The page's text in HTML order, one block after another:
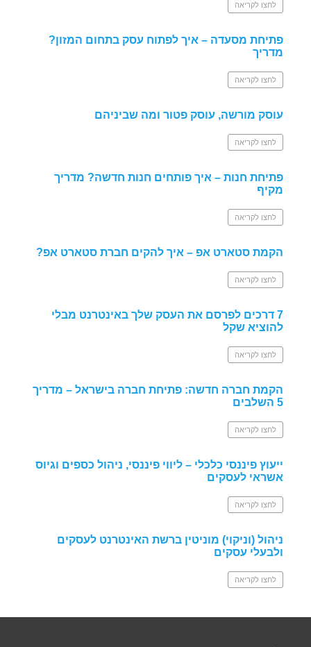
לחצו לקריאה
פתיחת מסעדה – איך לפתוח עסק בתחום המזון?
מדריך
לחצו לקריאה
עוסק מורשה, עוסק פטור ומה שביניהם
לחצו לקריאה
פתיחת חנות – איך פותחים חנות חדשה? מדריך
מקיף
לחצו לקריאה
הקמת סטארט אפ – איך להקים חברת סטארט אפ?
לחצו לקריאה
7 דרכים לפרסם את העסק שלך באינטרנט מבלי
להוציא שקל
לחצו לקריאה
הקמת חברה חדשה: פתיחת חברה בישראל – מדריך
5 השלבים
לחצו לקריאה
ייעוץ פיננסי כלכלי – ליווי פיננסי, ניהול כספים וגיוס
אשראי לעסקים
לחצו לקריאה
ניהול (וניקוי) מוניטין ברשת האינטרנט לעסקים
ולבעלי עסקים
לחצו לקריאה